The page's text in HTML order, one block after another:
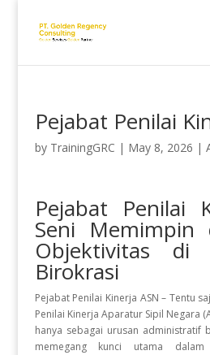
Pejabat Penilai
by TrainingGRC | May 8, 2026 |
Pejabat Penilai
Seni Memimpin
Objektivitas di
Birokrasi
Pejabat Penilai Kinerja ASN – Tentu
Penilai Kinerja Aparatur Sipil Negara
hanya sebagai urusan administratif
memegang kunci utama